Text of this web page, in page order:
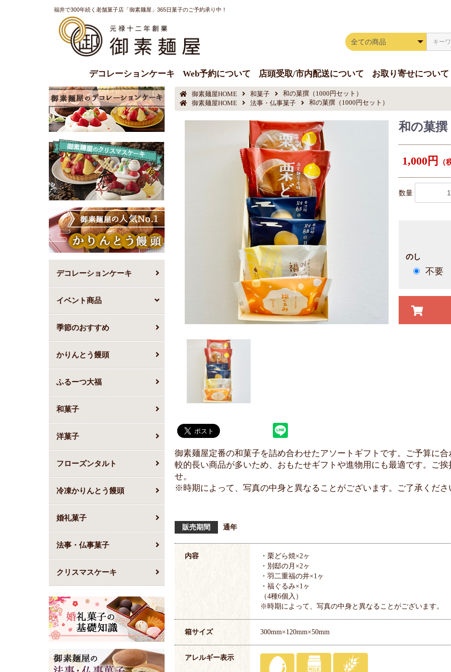
福井で300年続く老舗菓子店「御素麺屋」365日菓子のご予約承り中！
デコレーションケーキ Web予約について 店頭受取/市内配送について お取り寄せについて
デコレーションケーキ
イベント商品
季節のおすすめ
かりんとう饅頭
ふるーつ大福
和菓子
洋菓子
フローズンタルト
冷凍かりんとう饅頭
婚礼菓子
法事・仏事菓子
クリスマスケーキ
御素麺屋HOME 和菓子
和の菓撰（1000円セット）
御素麺屋HOME
法事・仏事菓子 和の菓撰（1000円セット）
和の菓撰
1,000円 （
数量
のし
不要
御素麺屋定番の和菓子を詰め合わせたアソートギフトです。ご予算に
較的長い商品が多いため、おもたせギフトや進物用にも最適です。ご
※時期によって、写真の中身と異なることがございます。ご了承くださ
販売期間 通年
内容
・栗どら焼×2ヶ
・別邸の月×2ヶ
・羽二重福の井×1ヶ
・福ぐるみ×1ヶ
（4種6個入）
※時期によって、写真の中身と異なることがございます。
箱サイズ 300mm×120mm×50mm
アレルギー表示